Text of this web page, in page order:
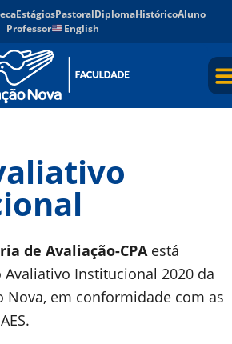
EstágiosPastoralDiplomaHistóricoAluno
Professor
English
de Avaliação-CPAestá
Avaliativo Institucional 2020 da
Nova, em conformidade com as